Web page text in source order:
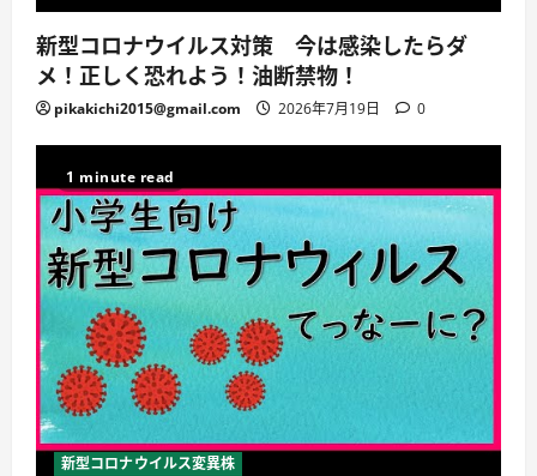
新型コロナウイルス対策 今は感染したらダ
メ！正しく恐れよう！油断禁物！
pikakichi2015@gmail.com 2026年7月19日 0
1 minute read
新型コロナウイルス変異株